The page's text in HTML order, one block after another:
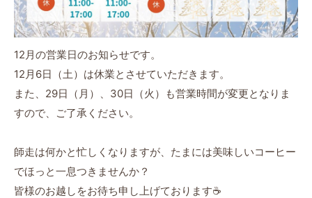
12月の営業日のお知らせです。
12月6日（土）は休業とさせていただきます。
また、 29日（月）、 30日（火）も営業時間が変更となりま
すので、ご了承ください。
師走は何かと忙しくなりますが、たまには美味しいコーヒー
でほっと一息つきませんか？
皆様のお越しをお待ち申し上げております☕️